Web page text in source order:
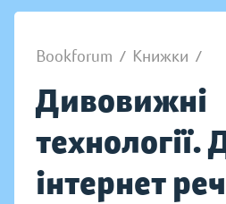
Bookforum / Книжки /
Дивовижні
технології.
інтернет